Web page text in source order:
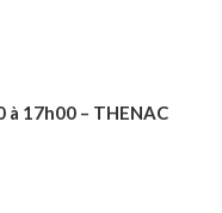
17h00 – THENAC